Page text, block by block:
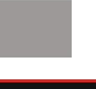
করা হবে: